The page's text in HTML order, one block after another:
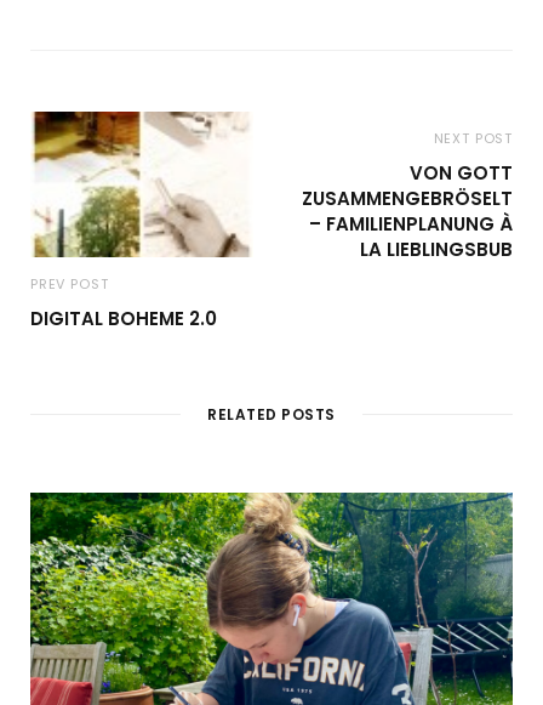
PREV POST
DIGITAL BOHEME 2.0
NEXT POST
VON GOTT
ZUSAMMENGEBRÖSELT
– FAMILIENPLANUNG À
LA LIEBLINGSBUB
RELATED POSTS